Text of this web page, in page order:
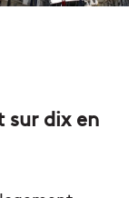
sur dix en